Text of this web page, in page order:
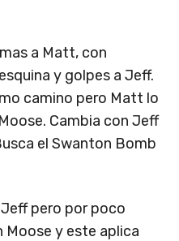
a Matt, con
y golpes a Jeff.
camino pero Matt lo
Cambia con Jeff
el Swanton Bomb
pero por poco
y este aplica